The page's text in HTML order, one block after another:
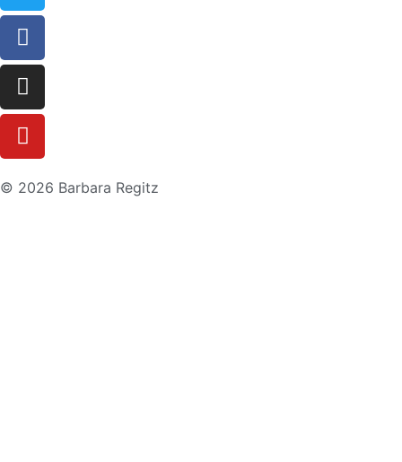
© 2026 Barbara Regitz